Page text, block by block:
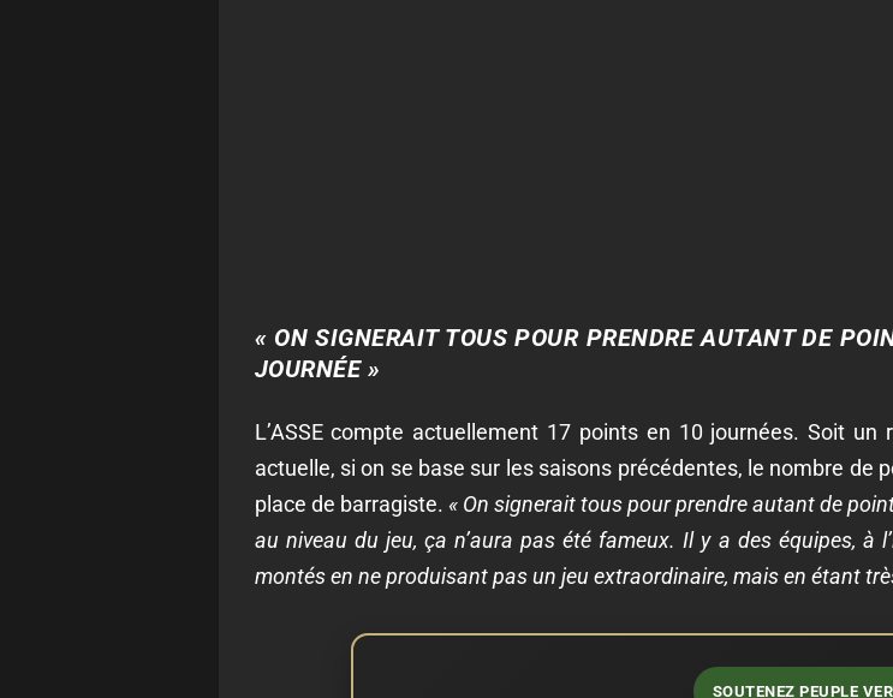
« ON SIGNERAIT TOUS POUR PRENDRE AUTANT DE
JOURNÉE »
L’ASSE compte actuellement 17 points en 10 journées. Soit
actuelle, si on se base sur les saisons précédentes, le nombre
place de barragiste. « On signerait tous pour prendre autant de
au niveau du jeu, ça n’aura pas été fameux. Il y a des équipes, à
montés en ne produisant pas un jeu extraordinaire, mais en étant
SOUTENEZ PEUPLE